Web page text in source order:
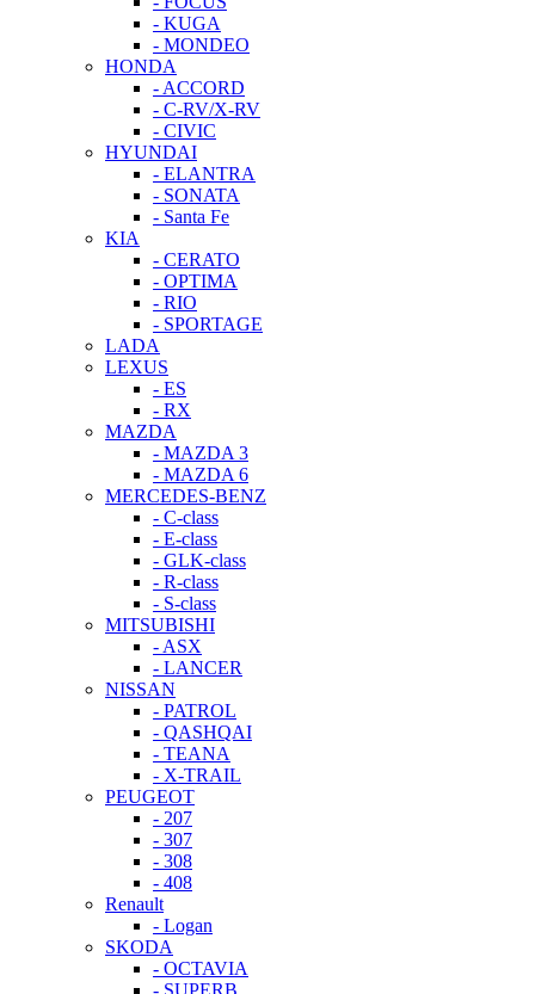
- KUGA
- MONDEO
HONDA
- ACCORD
- C-RV/X-RV
- CIVIC
HYUNDAI
- ELANTRA
- SONATA
- Santa Fe
KIA
- CERATO
- OPTIMA
- RIO
- SPORTAGE
LADA
LEXUS
- ES
- RX
MAZDA
- MAZDA 3
- MAZDA 6
MERCEDES-BENZ
- C-class
- E-class
- GLK-class
- R-class
- S-class
MITSUBISHI
- ASX
- LANCER
NISSAN
- PATROL
- QASHQAI
- TEANA
- X-TRAIL
PEUGEOT
- 207
- 307
- 308
- 408
Renault
- Logan
SKODA
- OCTAVIA
- SUPERB